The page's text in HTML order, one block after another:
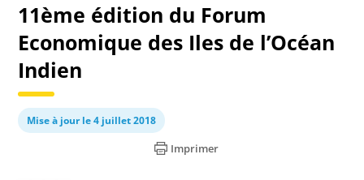
11ème édition du Forum
Economique des Iles de l’Océan
Indien
Mise à jour le 4 juillet 2018
Imprimer